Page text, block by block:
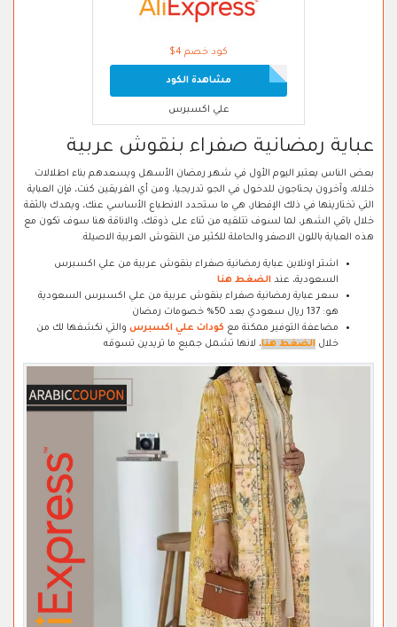
كود خصم 4$
مشاهدة الكود
علي اكسبرس
عباية رمضانية صفراء بنقوش عربية
بعض الناس يعتبر اليوم الأول في شهر رمضان الأسهل ويسعدهم بناء اطلالات
خلاله، وآخرون يحتاجون للدخول في الجو تدريجيا، ومن أي الفريقين كنت، فإن العباية
التي تختارينها في ذلك الإفطار، هي ما ستحدد الانطباع الأساسي عنك، ويمدك بالثقة
خلال باقي الشهر، لما لسوف تتلقيه من ثناء على ذوقك، والاناقة هنا سوف تكون مع
هذه العباية باللون الاصفر والحاملة للكثير من النقوش العربية الاصيلة.
اشتر اونلاين عباية رمضانية صفراء بنقوش عربية من علي اكسبرس
السعودية، عند الضغط هنا
سعر عباية رمضانية صفراء بنقوش عربية من علي اكسبرس السعودية
هو: 137 ريال سعودي بعد 50% خصومات رمضان
مضاعفة التوفير ممكنة مع كودات علي اكسبرس والتي نكشفها لك من
خلال الضغط هنا، لانها تشمل جميع ما تريدين تسوقه